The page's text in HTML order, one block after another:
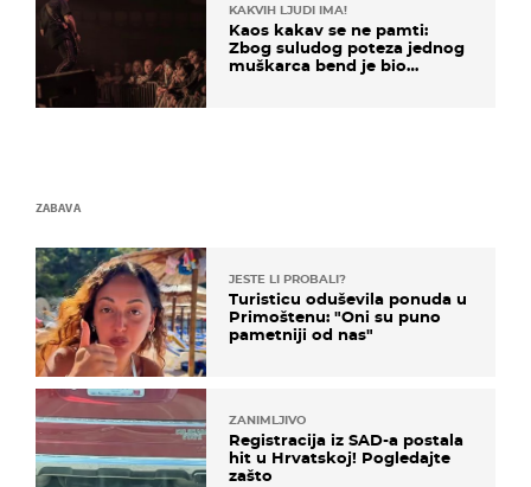
KAKVIH LJUDI IMA!
Kaos kakav se ne pamti:
Zbog suludog poteza jednog
muškarca bend je bio
ZABAVA
JESTE LI PROBALI?
Turisticu oduševila ponuda u
Primoštenu: "Oni su puno
pametniji od nas"
ZANIMLJIVO
Registracija iz SAD-a postala
hit u Hrvatskoj! Pogledajte
zašto